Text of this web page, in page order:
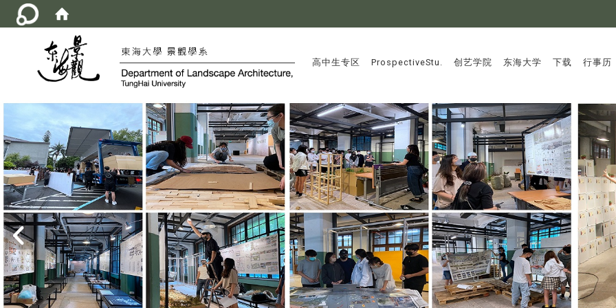
:::
高中生专区 ProspectiveStu. 创艺学院 东海大学 下载 行事历